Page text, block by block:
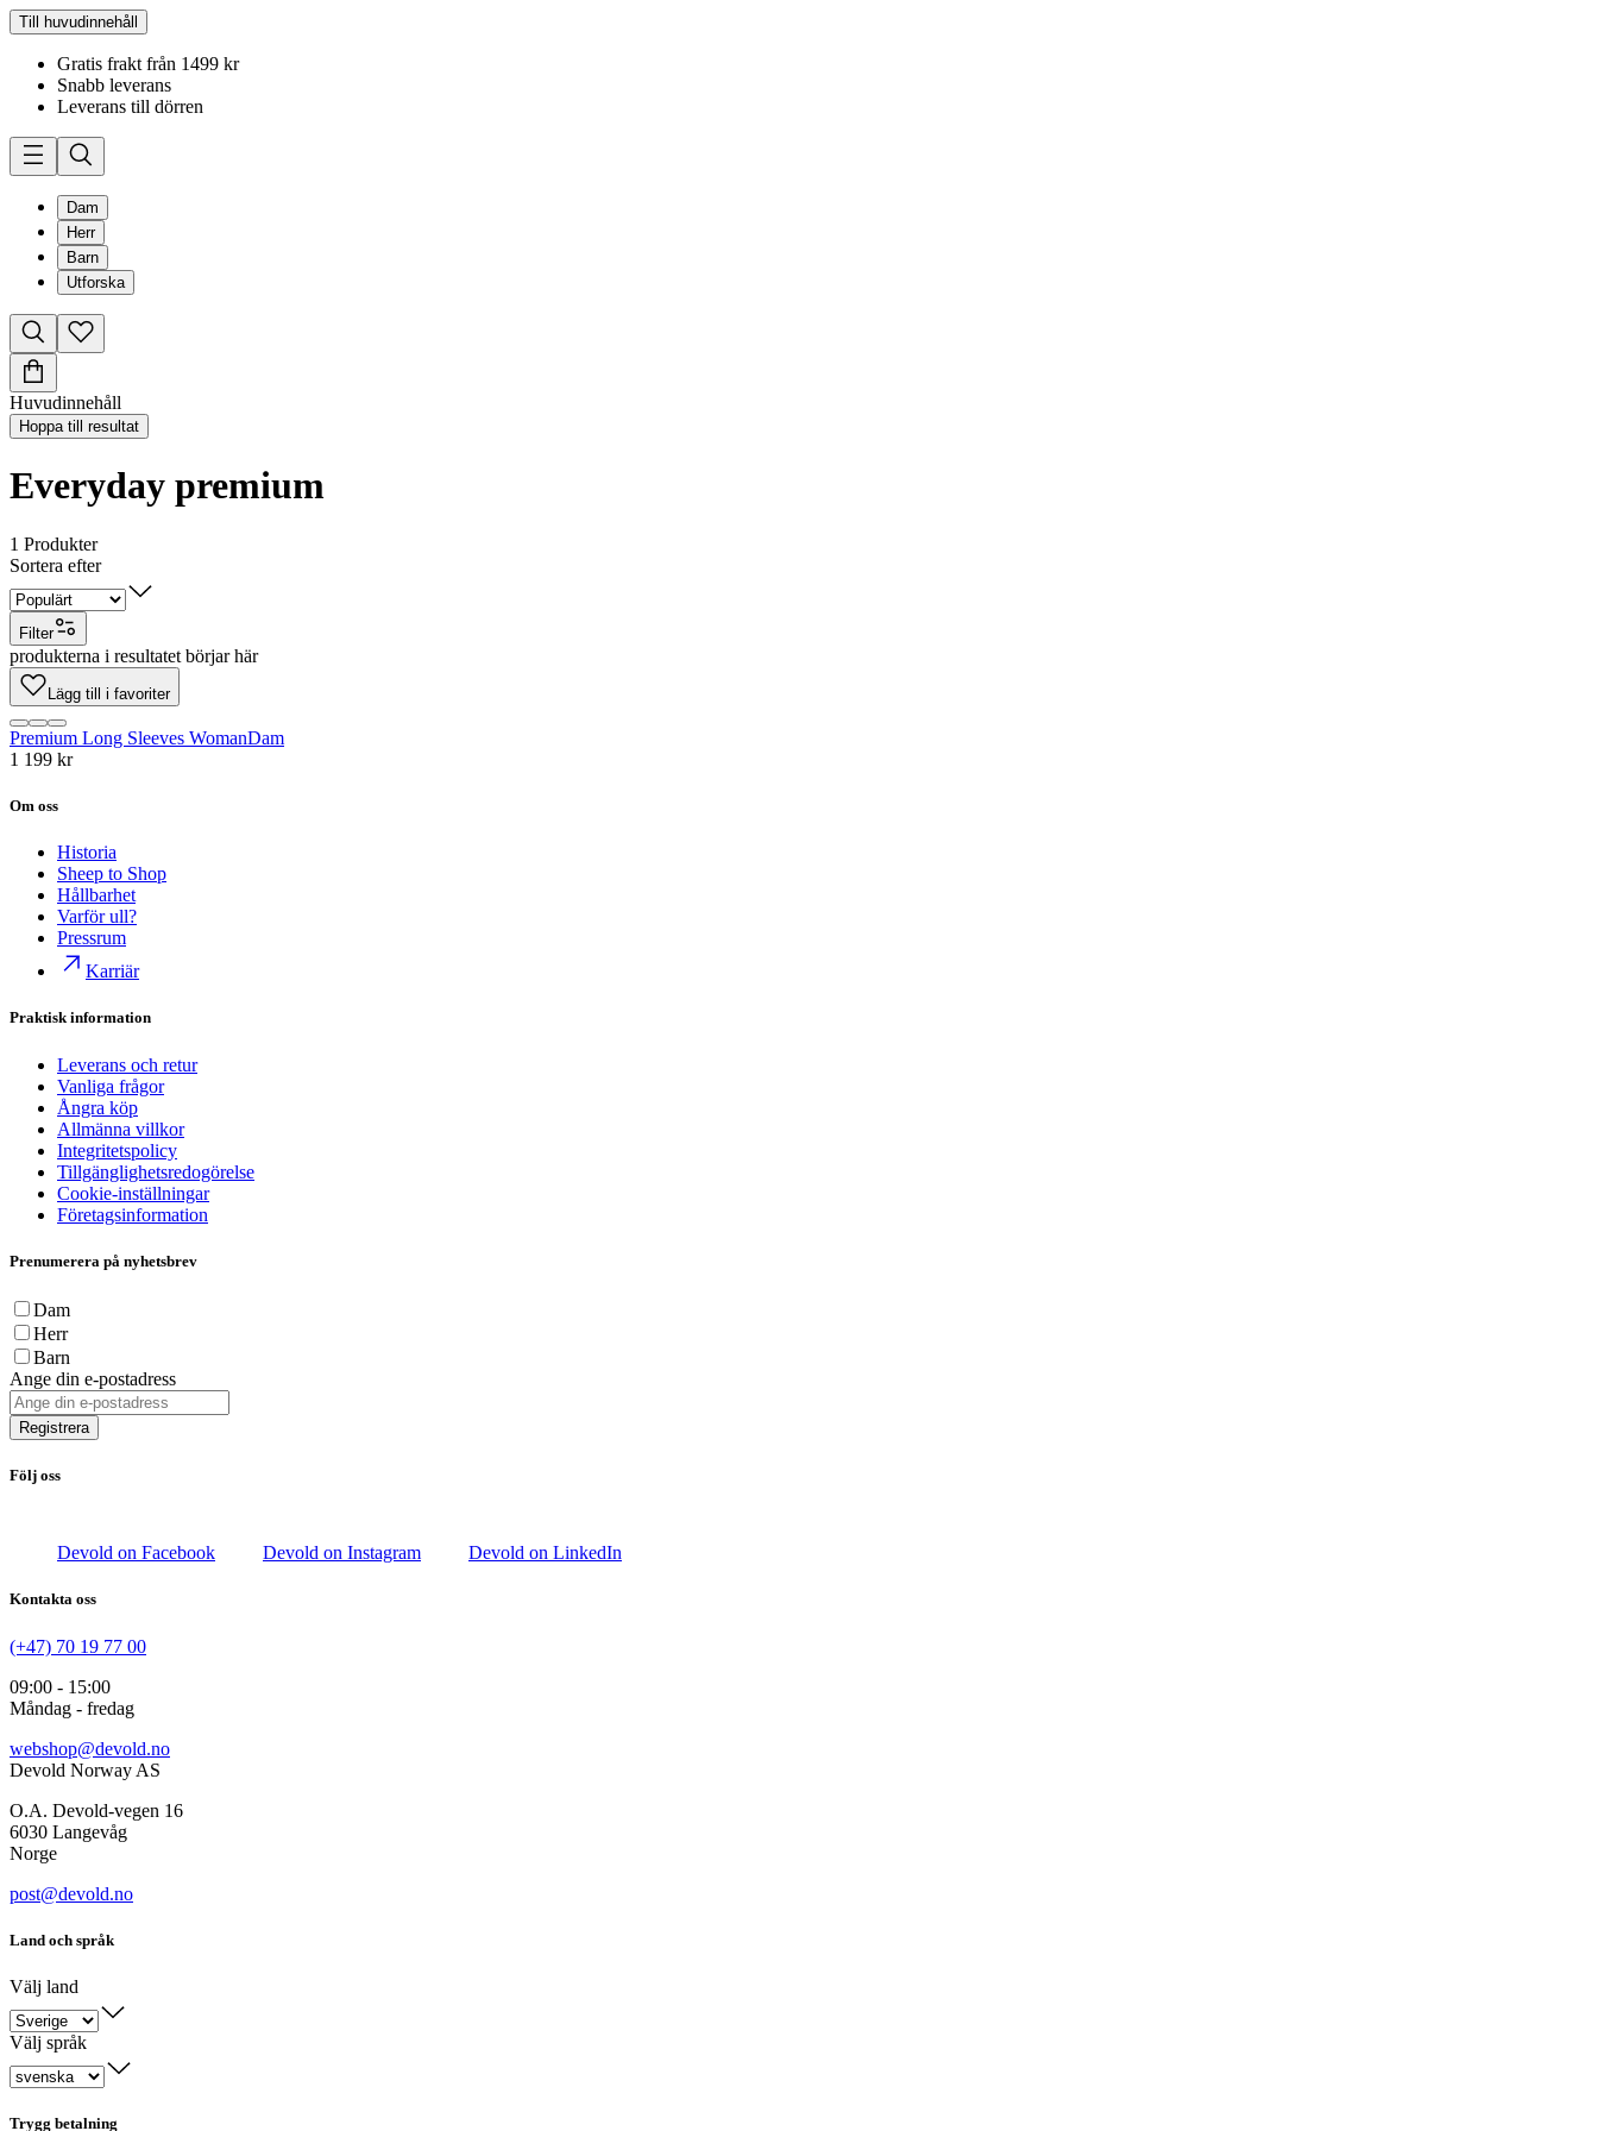
Till huvudinnehåll
Gratis frakt från 1499 kr
Snabb leverans
Leverans till dörren
Dam
Herr
Barn
Utforska
Huvudinnehåll
Hoppa till resultat
Everyday premium
1 Produkter
Sortera efter
Filter
produkterna i resultatet börjar här
Lägg till i favoriter
Premium Long Sleeves WomanDam
1 199 kr
Om oss
Historia
Sheep to Shop
Hållbarhet
Varför ull?
Pressrum
Karriär
Praktisk information
Leverans och retur
Vanliga frågor
Ångra köp
Allmänna villkor
Integritetspolicy
Tillgänglighetsredogörelse
Cookie-inställningar
Företagsinformation
Prenumerera på nyhetsbrev
Dam
Herr
Barn
Ange din e-postadress
Registrera
Följ oss
Devold on Facebook Devold on Instagram Devold on LinkedIn
Kontakta oss
(+47) 70 19 77 00
09:00 - 15:00
Måndag - fredag
webshop@devold.no
Devold Norway AS
O.A. Devold-vegen 16
6030 Langevåg
Norge
post@devold.no
Land och språk
Välj land
Välj språk
Trygg betalning